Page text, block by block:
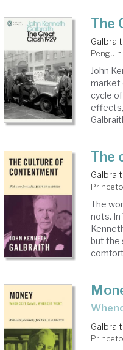
The
John
market
cycle
The
The
nots.
but the